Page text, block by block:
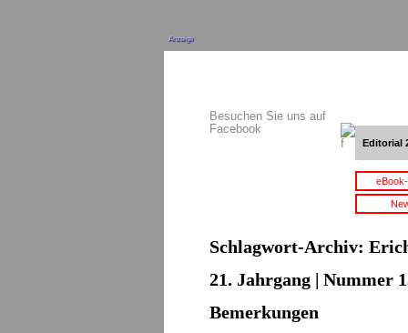
Anzeige
Besuchen Sie uns auf
Facebook
Editorial
Schlagwort-Archiv:
21. Jahrgang | Nummer
Bemerkungen